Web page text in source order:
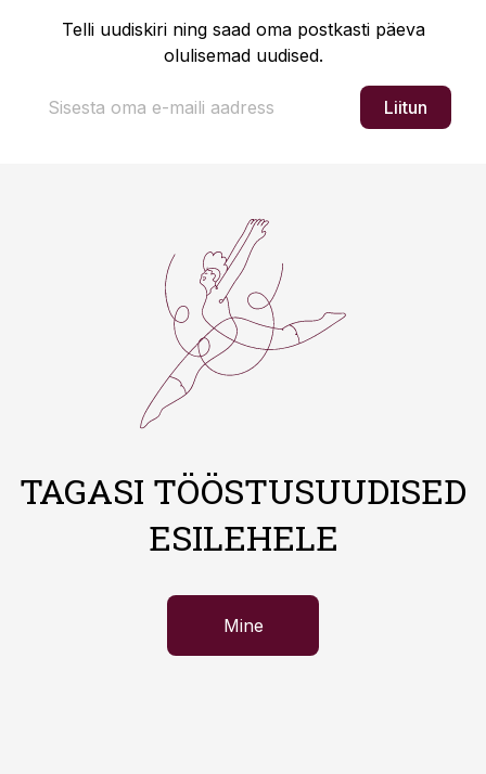
Telli uudiskiri ning saad oma postkasti päeva
olulisemad uudised.
Liitun
TAGASI TÖÖSTUSUUDISED
ESILEHELE
Mine